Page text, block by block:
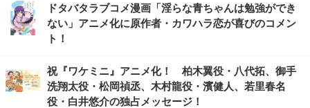
ドタバタラブコメ漫画「淫らな青ちゃんは勉強ができ
ない」アニメ化に原作者・カワハラ恋が喜びのコメン
ト！
祝『ワケミニ』アニメ化！ 柏木翼役・八代拓、御手
洗翔太役・松岡禎丞、木村龍役・濱健人、若里春名
役・白井悠介の独占メッセージ！